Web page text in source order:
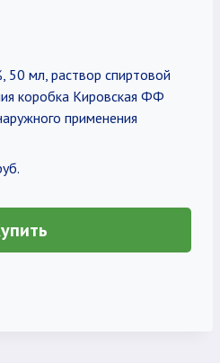
50 мл, раствор спиртовой
коробка Кировская ФФ
применения